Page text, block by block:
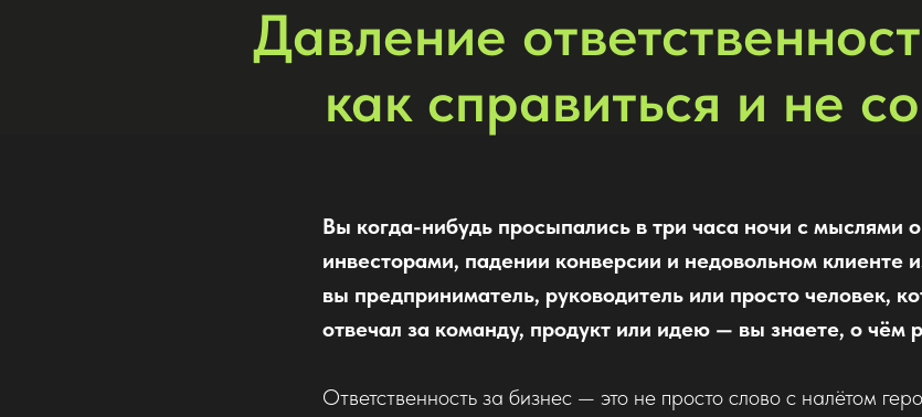
Давление
как справиться и не
Вы когда-нибудь просыпались в три часа ночи с мыслями
инвесторами, падении конверсии и недовольном клиенте
вы предприниматель, руководитель или просто человек,
отвечал за команду, продукт или идею — вы знаете, о чём
Ответственность за бизнес — это не просто слово с налётом